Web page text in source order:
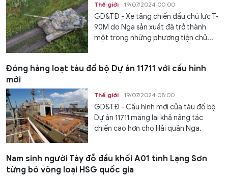
Thế giới 19/07/2024 00:00
GD&TĐ - Xe tăng chiến đấu chủ lực T-
90M do Nga sản xuất đã trở thành
một trong những phương tiện chủ...
Đóng hàng loạt tàu đổ bộ Dự án 11711 với cấu hình
mới
Thế giới 19/07/2024 08:00
GD&TĐ - Cấu hình mới của tàu đổ bộ
Dự án 11711 mang lại khả năng tác
chiến cao hơn cho Hải quân Nga.
Nam sinh người Tày đỗ đầu khối A01 tỉnh Lạng Sơn
từng bỏ vòng loại HSG quốc gia